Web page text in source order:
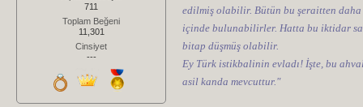
711
Toplam Beğeni
11,301
Cinsiyet
---
edilmiş olabilir. Bütün bu şeraitten
içinde bulunabilirler. Hatta bu iktidar
bitap düşmüş olabilir.
Ey Türk istikbalinin evladı! İşte, bu
asil kanda mevcuttur."